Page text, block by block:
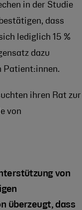
in der Studie
dass
lediglich 15 %
dazu
Patient:innen.
ihren Rat zur
von
von
überzeugt, dass